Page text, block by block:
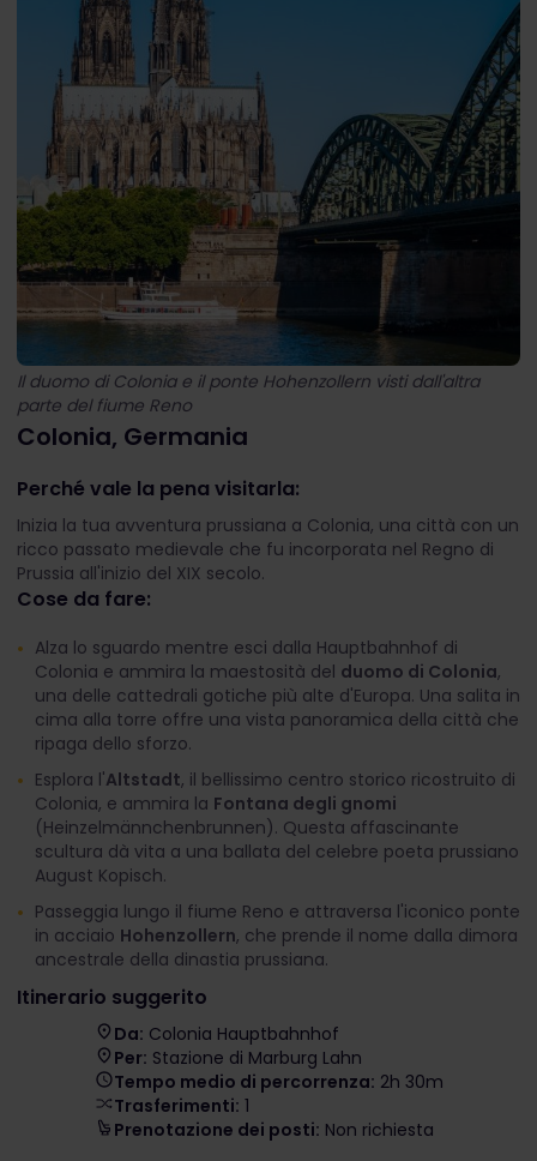
Il duomo di Colonia e il ponte Hohenzollern visti dall'altra
parte del fiume Reno
Colonia, Germania
Perché vale la pena visitarla:
Inizia la tua avventura prussiana a Colonia, una città con un
ricco passato medievale che fu incorporata nel Regno di
Prussia all'inizio del XIX secolo.
Cose da fare:
Alza lo sguardo mentre esci dalla Hauptbahnhof di
Colonia e ammira la maestosità del duomo di Colonia,
una delle cattedrali gotiche più alte d'Europa. Una salita in
cima alla torre offre una vista panoramica della città che
ripaga dello sforzo.
Esplora l'Altstadt, il bellissimo centro storico ricostruito di
Colonia, e ammira la Fontana degli gnomi
(Heinzelmännchenbrunnen). Questa affascinante
scultura dà vita a una ballata del celebre poeta prussiano
August Kopisch.
Passeggia lungo il fiume Reno e attraversa l'iconico ponte
in acciaio Hohenzollern, che prende il nome dalla dimora
ancestrale della dinastia prussiana.
Itinerario suggerito
Da: Colonia Hauptbahnhof
Per: Stazione di Marburg Lahn
Tempo medio di percorrenza: 2h 30m
Trasferimenti: 1
Prenotazione dei posti: Non richiesta